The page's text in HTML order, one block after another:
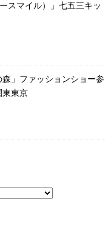
スマイル）」七五三キッ
森」ファッションショー参
東東京